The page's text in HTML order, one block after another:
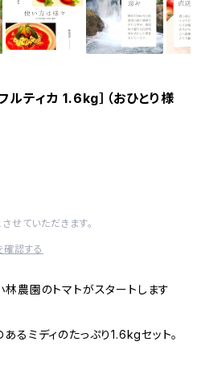
ルティカ 1.6kg］（おひとり様
せていただきます。
確認する
林農園のトマトがスタートします
るミディのたっぷり1.6kgセット。